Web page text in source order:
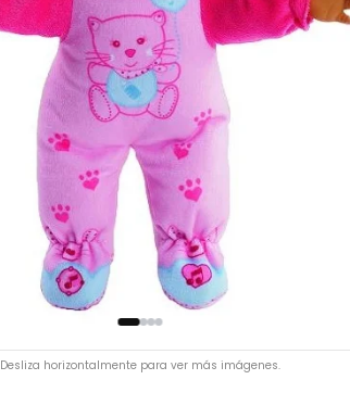
Desliza horizontalmente para ver más imágenes.